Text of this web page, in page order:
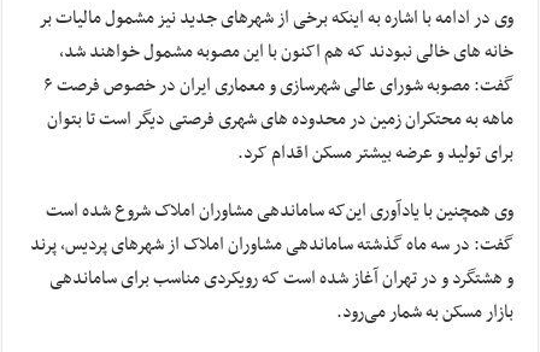
وی در ادامه با اشاره به اینکه برخی از شهرهای جدید نیز مشمول مالیات بر
خانه های خالی نبودند که هم اکنون با این مصوبه مشمول خواهند شد،
گفت: مصوبه شورای عالی شهرسازی و معماری ایران در خصوص فرصت ۶
ماهه به محتکران زمین در محدوده های شهری فرصتی دیگر است تا بتوان
برای تولید و عرضه بیشتر مسکن اقدام کرد.
وی همچنین با یادآوری این‌که ساماندهی مشاوران املاک شروع شده است
گفت: در سه ماه گذشته ساماندهی مشاوران املاک از شهرهای پردیس، پرند
و هشتگرد و در تهران آغاز شده است که رویکردی مناسب برای ساماندهی
بازار مسکن به شمار می‌رود.